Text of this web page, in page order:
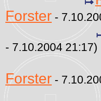
Forster -
- 7.10.2004 21:17)
Forster -